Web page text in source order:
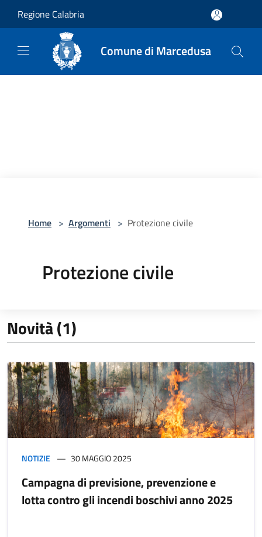
Regione Calabria
Comune di Marcedusa
Home > Argomenti > Protezione civile
Protezione civile
Novità (1)
NOTIZIE 30 MAGGIO 2025
Campagna di previsione, prevenzione e
lotta contro gli incendi boschivi anno 2025